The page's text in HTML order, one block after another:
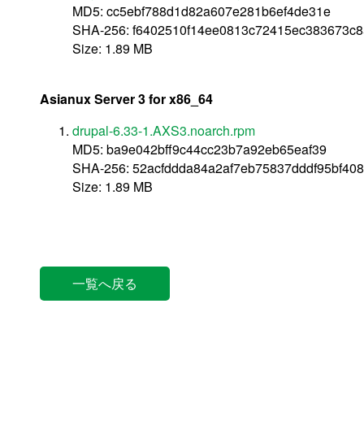
MD5: cc5ebf788d1d82a607e281b6ef4de31e
SHA-256:
Size: 1.89 MB
Asianux Server 3 for x86_64
drupal-6.33-1.AXS3.noarch.rpm
MD5: ba9e042bff9c44cc23b7a92eb65eaf39
SHA-256:
Size: 1.89 MB
一覧へ戻る